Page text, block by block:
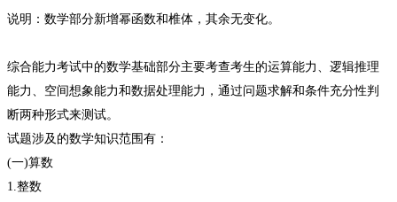
说明：数学部分新增幂函数和椎体，其余无变化。
综合能力考试中的数学基础部分主要考查考生的运算能力、逻辑推理
能力、空间想象能力和数据处理能力，通过问题求解和条件充分性判
断两种形式来测试。
试题涉及的数学知识范围有：
(一)算数
1.整数